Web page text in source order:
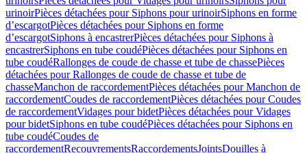
urinoirPièces détachées pour Siphons pour urinoirSiphons en forme
d’escargotPièces détachées pour Siphons en forme
d’escargotSiphons à encastrerPièces détachées pour Siphons à
encastrerSiphons en tube coudéPièces détachées pour Siphons en
tube coudéRallonges de coude de chasse et tube de chassePièces
détachées pour Rallonges de coude de chasse et tube de
chasseManchon de raccordementPièces détachées pour Manchon de
raccordementCoudes de raccordementPièces détachées pour Coudes
de raccordementVidages pour bidetPièces détachées pour Vidages
pour bidetSiphons en tube coudéPièces détachées pour Siphons en
tube coudéCoudes de
raccordementRecouvrementsRaccordementsJointsDouilles à